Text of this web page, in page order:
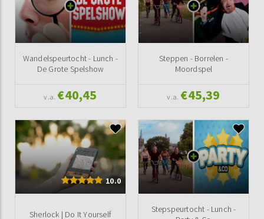
Wandelspeurtocht - Lunch -
De Grote Spelshow
v.a. €40,45
Steppen - Borrelen -
Moordspel
v.a. €45,39
10.0
Sherlock | Do It Yourself
Stepspeurtocht - Lunch -